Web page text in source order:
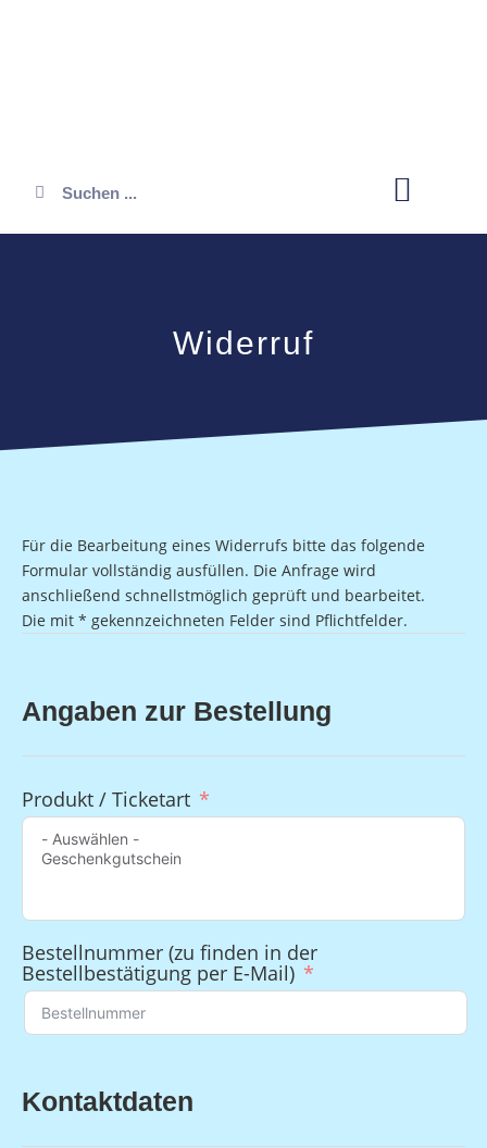
Widerruf
Für die Bearbeitung eines Widerrufs bitte das folgende
Formular vollständig ausfüllen. Die Anfrage wird
anschließend schnellstmöglich geprüft und bearbeitet.
Die mit * gekennzeichneten Felder sind Pflichtfelder.
Angaben zur Bestellung
Produkt / Ticketart
Bestellnummer (zu finden in der
Bestellbestätigung per E-Mail)
Kontaktdaten